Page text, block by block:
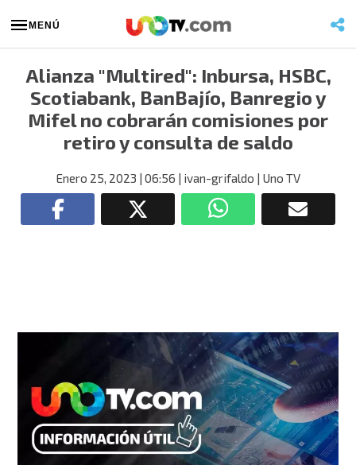
MENÚ
Alianza "Multired": Inbursa, HSBC,
Scotiabank, BanBajío, Banregio y
Mifel no cobrarán comisiones por
retiro y consulta de saldo
Enero 25, 2023 | 06:56 | ivan-grifaldo | Uno TV